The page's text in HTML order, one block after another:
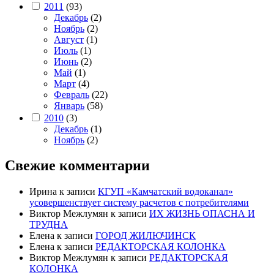
2011 (93)
Декабрь (2)
Ноябрь (2)
Август (1)
Июль (1)
Июнь (2)
Май (1)
Март (4)
Февраль (22)
Январь (58)
2010 (3)
Декабрь (1)
Ноябрь (2)
Свежие комментарии
Ирина к записи КГУП «Камчатский водоканал»
усовершенствует систему расчетов с потребителями
Виктор Межлумян к записи ИХ ЖИЗНЬ ОПАСНА И
ТРУДНА
Елена к записи ГОРОД ЖИЛЮЧИНСК
Елена к записи РЕДАКТОРСКАЯ КОЛОНКА
Виктор Межлумян к записи РЕДАКТОРСКАЯ
КОЛОНКА